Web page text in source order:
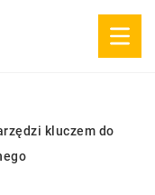
kluczem do